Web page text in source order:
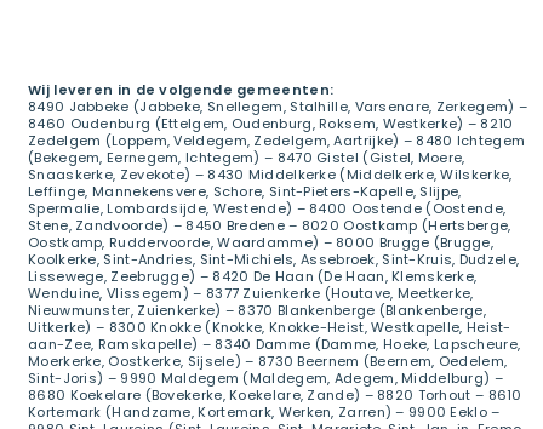
Wij leveren in de volgende gemeenten:
8490 Jabbeke (Jabbeke, Snellegem, Stalhille, Varsenare, Zerkegem) –
8460 Oudenburg (Ettelgem, Oudenburg, Roksem, Westkerke) – 8210
Zedelgem (Loppem, Veldegem, Zedelgem, Aartrijke) – 8480 Ichtegem
(Bekegem, Eernegem, Ichtegem) – 8470 Gistel (Gistel, Moere,
Snaaskerke, Zevekote) – 8430 Middelkerke (Middelkerke, Wilskerke,
Leffinge, Mannekensvere, Schore, Sint-Pieters-Kapelle, Slijpe,
Spermalie, Lombardsijde, Westende) – 8400 Oostende (Oostende,
Stene, Zandvoorde) – 8450 Bredene – 8020 Oostkamp (Hertsberge,
Oostkamp, Ruddervoorde, Waardamme) – 8000 Brugge (Brugge,
Koolkerke, Sint-Andries, Sint-Michiels, Assebroek, Sint-Kruis, Dudzele,
Lissewege, Zeebrugge) – 8420 De Haan (De Haan, Klemskerke,
Wenduine, Vlissegem) – 8377 Zuienkerke (Houtave, Meetkerke,
Nieuwmunster, Zuienkerke) – 8370 Blankenberge (Blankenberge,
Uitkerke) – 8300 Knokke (Knokke, Knokke-Heist, Westkapelle, Heist-
aan-Zee, Ramskapelle) – 8340 Damme (Damme, Hoeke, Lapscheure,
Moerkerke, Oostkerke, Sijsele) – 8730 Beernem (Beernem, Oedelem,
Sint-Joris) – 9990 Maldegem (Maldegem, Adegem, Middelburg) –
8680 Koekelare (Bovekerke, Koekelare, Zande) – 8820 Torhout – 8610
Kortemark (Handzame, Kortemark, Werken, Zarren) – 9900 Eeklo –